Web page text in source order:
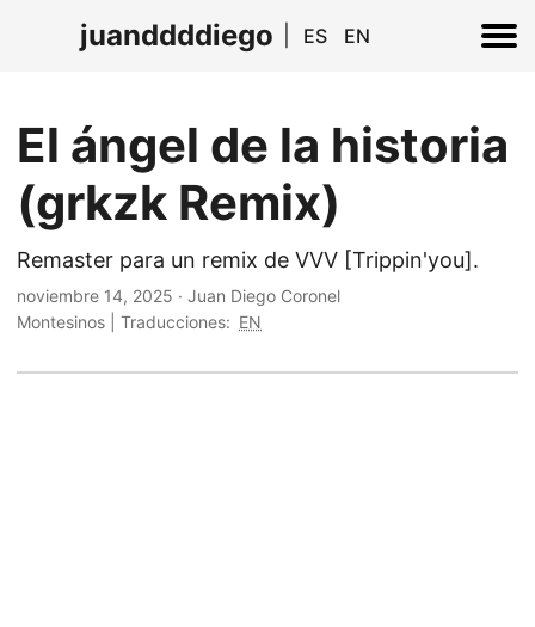
juanddddiego ES EN
El ángel de la historia
(grkzk Remix)
Remaster para un remix de VVV [Trippin'you].
noviembre 14, 2025 · Juan Diego Coronel
Montesinos
Traducciones: EN